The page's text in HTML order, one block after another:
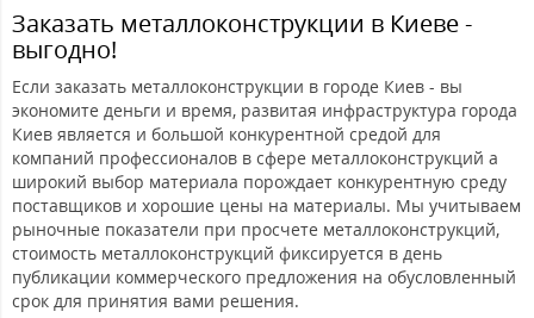
Заказать металлоконструкции в Киеве -
выгодно!
Если заказать металлоконструкции в городе Киев - вы
экономите деньги и время, развитая инфраструктура города
Киев является и большой конкурентной средой для
компаний профессионалов в сфере металлоконструкций а
широкий выбор материала порождает конкурентную среду
поставщиков и хорошие цены на материалы. Мы учитываем
рыночные показатели при просчете металлоконструкций,
стоимость металлоконструкций фиксируется в день
публикации коммерческого предложения на обусловленный
срок для принятия вами решения.